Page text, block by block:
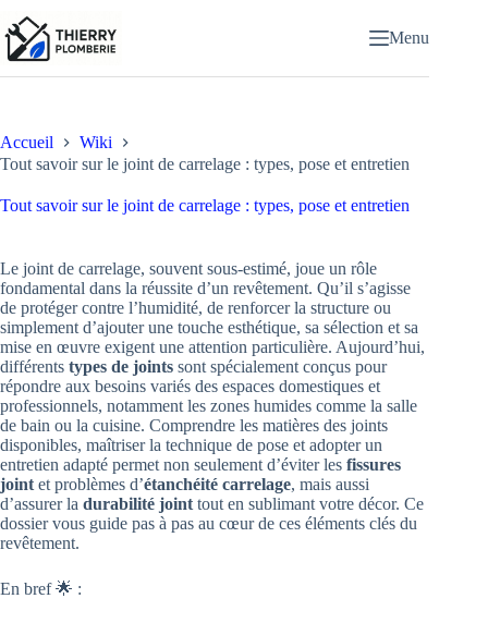
au
contenu
Menu
Accueil
Wiki
Tout savoir sur le joint de carrelage : types, pose et entretien
Tout savoir sur le joint de carrelage : types, pose et entretien
Le joint de carrelage, souvent sous-estimé, joue un rôle
fondamental dans la réussite d’un revêtement. Qu’il s’agisse
de protéger contre l’humidité, de renforcer la structure ou
simplement d’ajouter une touche esthétique, sa sélection et sa
mise en œuvre exigent une attention particulière. Aujourd’hui,
différents types de joints sont spécialement conçus pour
répondre aux besoins variés des espaces domestiques et
professionnels, notamment les zones humides comme la salle
de bain ou la cuisine. Comprendre les matières des joints
disponibles, maîtriser la technique de pose et adopter un
entretien adapté permet non seulement d’éviter les fissures
joint et problèmes d’étanchéité carrelage, mais aussi
d’assurer la durabilité joint tout en sublimant votre décor. Ce
dossier vous guide pas à pas au cœur de ces éléments clés du
revêtement.
En bref 🌟 :